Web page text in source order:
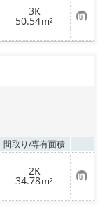
3K
50.54m² お
気
に
り
間取り/専有面積
2K
34.78m² お
気
に